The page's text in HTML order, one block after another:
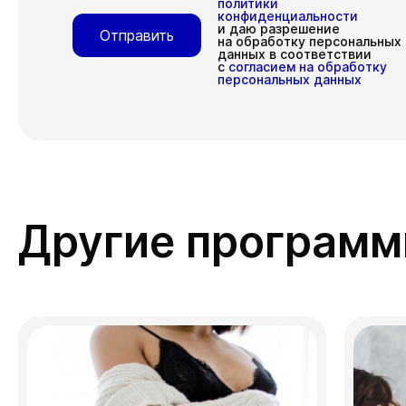
политики
конфиденциальности
и даю разрешение
на обработку персональных
данных в соответствии
ссогласием на обработку
персональных данных
Отправить
Другие